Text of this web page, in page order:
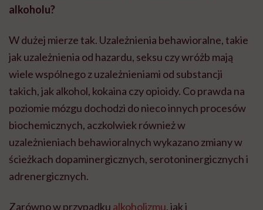
alkoholu?
W dużej mierze tak. Uzależnienia behawioralne, takie
jak uzależnienia od hazardu, seksu czy wróżb mają
wiele wspólnego z uzależnieniami od substancji
takich, jak alkohol, kokaina czy opioidy. Co prawda na
poziomie mózgu dochodzi do nieco innych procesów
biochemicznych, aczkolwiek również w
uzależnieniach behawioralnych wykazano zmiany w
ścieżkach dopaminergicznych, serotoninergicznych i
adrenergicznych.
Zarówno w przypadku alkoholizmu, jak i